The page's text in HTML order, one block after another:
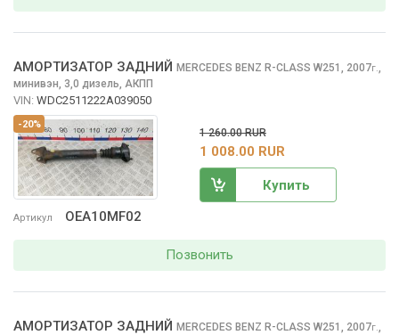
-20%
Артикул OEA10MF02
АМОРТИЗАТОР ЗАДНИЙ MERCEDES BENZ R-CLASS W251, 2007г.
минивэн, 3,0 дизель, АКПП
VIN: WDC2511222A039050
1 260.00 RUR
1 008.00 RUR
Купить
Позвонить
АМОРТИЗАТОР ЗАДНИЙ MERCEDES BENZ R-CLASS W251, 2007г.